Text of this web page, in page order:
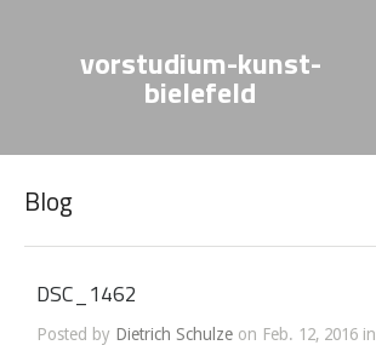
vorstudium-kunst-
bielefeld
Blog
DSC_1462
Posted by Dietrich Schulze on Feb. 12, 2016 in